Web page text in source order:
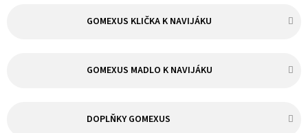
GOMEXUS KLIČKA K NAVIJÁKU
GOMEXUS MADLO K NAVIJÁKU
DOPLŇKY GOMEXUS